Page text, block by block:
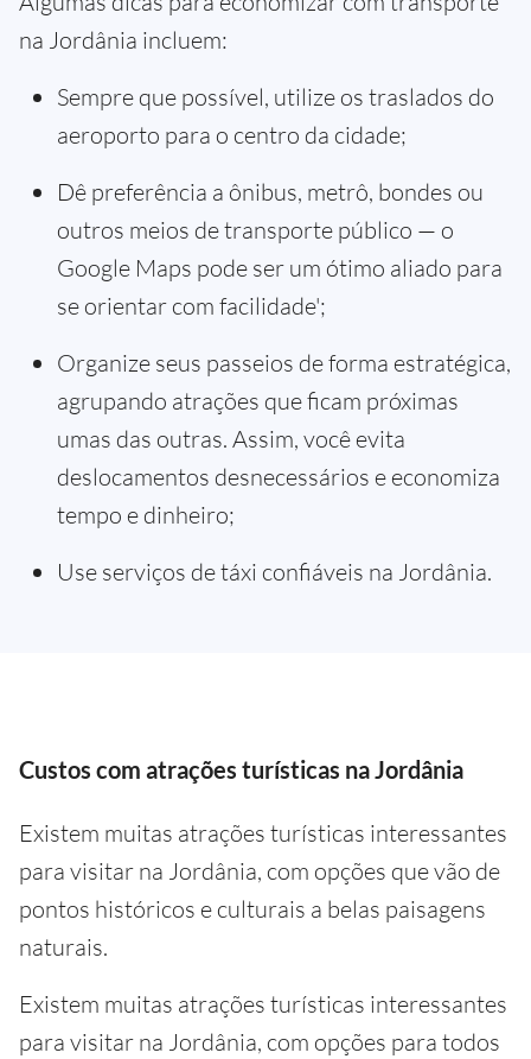
na Jordânia incluem:
Sempre que possível, utilize os traslados do
aeroporto para o centro da cidade;
Dê preferência a ônibus, metrô, bondes ou
outros meios de transporte público — o
Google Maps pode ser um ótimo aliado para
se orientar com facilidade';
Organize seus passeios de forma estratégica,
agrupando atrações que ficam próximas
umas das outras. Assim, você evita
deslocamentos desnecessários e economiza
tempo e dinheiro;
Use serviços de táxi confiáveis na Jordânia.
Custos com atrações turísticas na Jordânia
Existem muitas atrações turísticas interessantes
para visitar na Jordânia, com opções que vão de
pontos históricos e culturais a belas paisagens
naturais.
Existem muitas atrações turísticas interessantes
para visitar na Jordânia, com opções para todos